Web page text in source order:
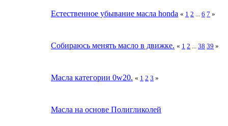
Естественное убывание масла honda « 1 2 6 7 »
Собираюсь менять масло в движке. « 1 2 38 39 »
Масла категории 0w20. « 1 2 3 »
Масла на основе Полигликолей